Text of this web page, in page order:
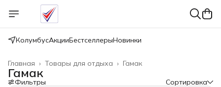
КолумбусАкцииБестселлерыНовинки
Гамак
Товары для отдыха ›
Главная ›
Гамак
Фильтры Сортировка